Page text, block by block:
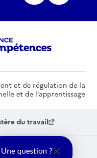
et de régulation de la
et de l’apprentissage
du travail
public.fr
Une question ?